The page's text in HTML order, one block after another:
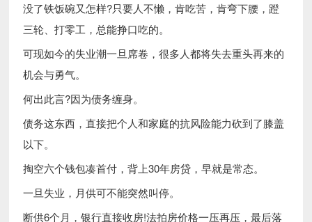
没了铁饭碗又怎样?只要人不懒，肯吃苦，肯弯下腰，蹬
三轮、打零工，总能挣口吃的。
可现如今的失业潮一旦席卷，很多人都将失去重头再来的
机会与勇气。
何出此言?因为债务缠身。
债务这东西，直接把个人和家庭的抗风险能力砍到了膝盖
以下。
掏空六个钱包凑首付，背上30年房贷，早就是常态。
一旦失业，月供可不能突然叫停。
断供6个月，银行直接收房!法拍房价格一压再压，最后落